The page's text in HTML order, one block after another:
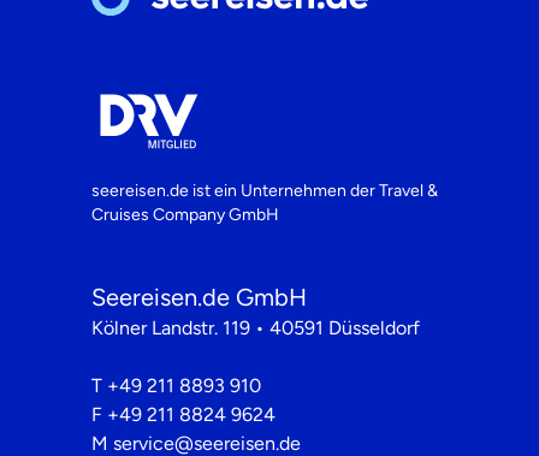
seereisen.de ist ein Unternehmen derTravel &
Cruises Company GmbH
Seereisen.de GmbH
Kölner Landstr. 119 • 40591 Düsseldorf
T +49 211 8893 910
F +49 211 8824 9624
M service@seereisen.de